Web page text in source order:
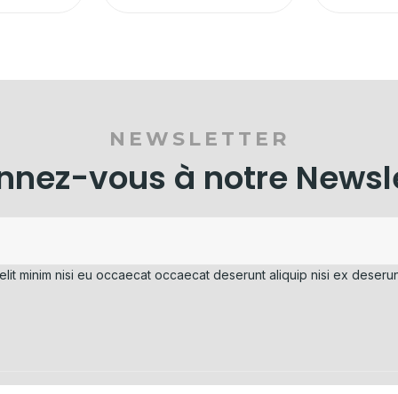
NEWSLETTER
vous à notre
minim nisi eu occaecat occaecat deserunt aliquip nisi ex